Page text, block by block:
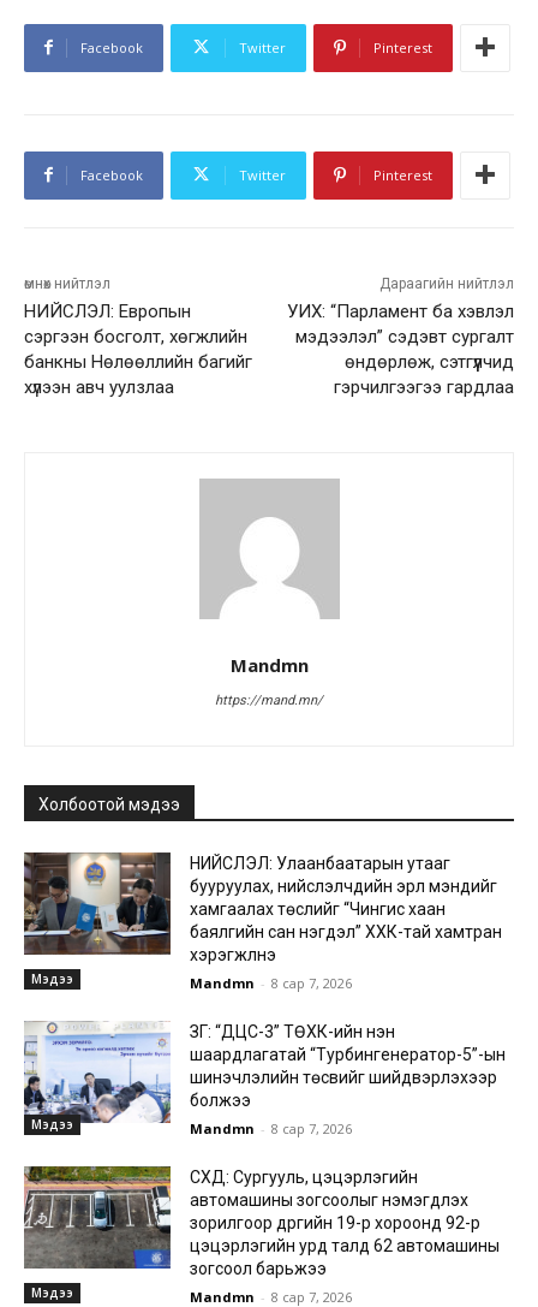
Facebook Twitter Pinterest
Facebook Twitter Pinterest
өмнөх нийтлэл
НИЙСЛЭЛ: Европын
сэргээн босголт, хөгжлийн
банкны Нөлөөллийн багийг
хүлээн авч уулзлаа
Дараагийн нийтлэл
УИХ: “Парламент ба хэвлэл
мэдээлэл” сэдэвт сургалт
өндөрлөж, сэтгүүлчид
гэрчилгээгээ гардлаа
Mandmn
https://mand.mn/
Холбоотой мэдээ
Мэдээ
НИЙСЛЭЛ: Улаанбаатарын утааг
бууруулах, нийслэлчүүдийн эрүүл мэндийг
хамгаалах төслийг “Чингис хаан
баялгийн сан нэгдэл” ХХК-тай хамтран
хэрэгжүүлнэ
Mandmn - 8 сар 7, 2026
Мэдээ
ЗГ: “ДЦС-3” ТӨХК-ийн нэн
шаардлагатай “Турбингенератор-5”-ын
шинэчлэлийн төсвийг шийдвэрлэхээр
болжээ
Mandmn - 8 сар 7, 2026
Мэдээ
СХД: Сургууль, цэцэрлэгийн
автомашины зогсоолыг нэмэгдүүлэх
зорилгоор дүүргийн 19-р хороонд 92-р
цэцэрлэгийн урд талд 62 автомашины
зогсоол барьжээ
Mandmn - 8 сар 7, 2026